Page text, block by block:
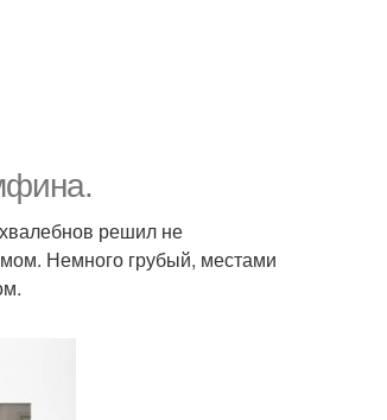
решил не
Немного грубый, местами